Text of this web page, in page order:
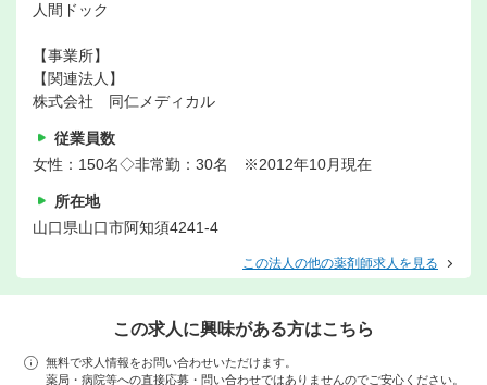
人間ドック
【事業所】
【関連法人】
株式会社 同仁メディカル
従業員数
女性：150名◇非常勤：30名 ※2012年10月現在
所在地
山口県山口市阿知須4241-4
この法人の他の薬剤師求人を見る
この求人に興味がある方はこちら
無料で求人情報をお問い合わせいただけます。
薬局・病院等への直接応募・問い合わせではありませんのでご安心ください。